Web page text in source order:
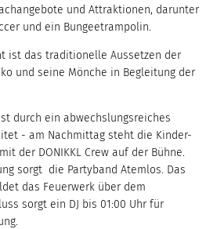
und Attraktionen, darunter
und ein Bungeetrampolin.
ist das traditionelle Aussetzen der
und seine Mönche in Begleitung der
durch ein abwechslungsreiches
- am Nachmittag steht die Kinder-
der DONIKKL Crew auf der Bühne.
sorgt die Partyband Atemlos. Das
das Feuerwerk über dem
sorgt ein DJ bis 01:00 Uhr für